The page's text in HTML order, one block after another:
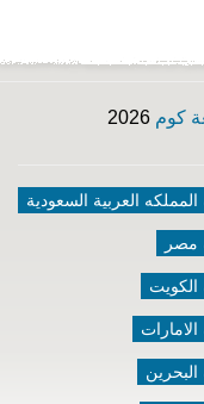
كوم
العربية السعودية
مصر